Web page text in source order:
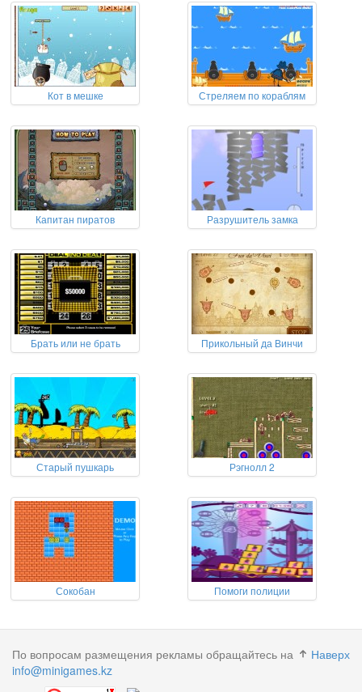
Кот в мешке Стреляем по кораблям
Капитан пиратов Разрушитель замка
Брать или не брать Прикольный да Винчи
Старый пушкарь Рэгнолл 2
Сокобан Помоги полиции
Наверх
По вопросам размещения рекламы обращайтесь на
info@minigames.kz